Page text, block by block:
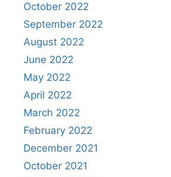
October 2022
September 2022
August 2022
June 2022
May 2022
April 2022
March 2022
February 2022
December 2021
October 2021